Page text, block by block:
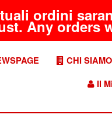
ordini
Any orders
CHI SIAMO
Il